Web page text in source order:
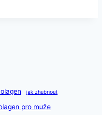
jak zhubnout
pro muže